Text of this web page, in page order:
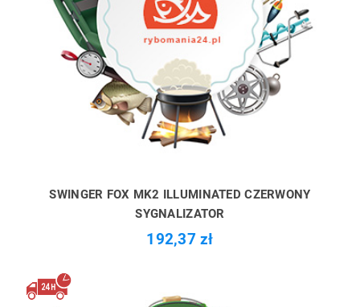
SWINGER FOX MK2 ILLUMINATED CZERWONY
SYGNALIZATOR
192,37 zł